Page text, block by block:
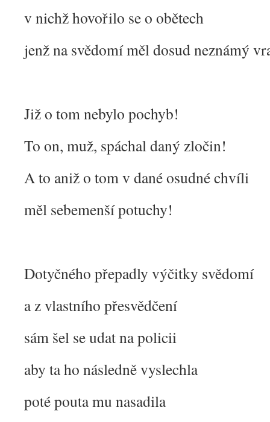
v nichž hovořilo se o obětech
jenž na svědomí měl dosud neznámý
Již o tom nebylo pochyb!
To on, muž, spáchal daný zločin!
A to aniž o tom v dané osudné chvíli
měl sebemenší potuchy!
Dotyčného přepadly výčitky svědomí
a z vlastního přesvědčení
sám šel se udat na policii
aby ta ho následně vyslechla
poté pouta mu nasadila